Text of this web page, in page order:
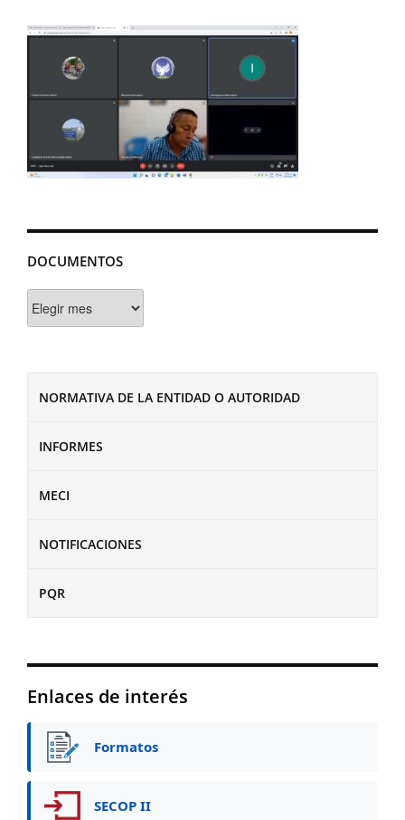
DOCUMENTOS
NORMATIVA DE LA ENTIDAD O AUTORIDAD
INFORMES
MECI
NOTIFICACIONES
PQR
Enlaces de interés
Formatos
SECOP II